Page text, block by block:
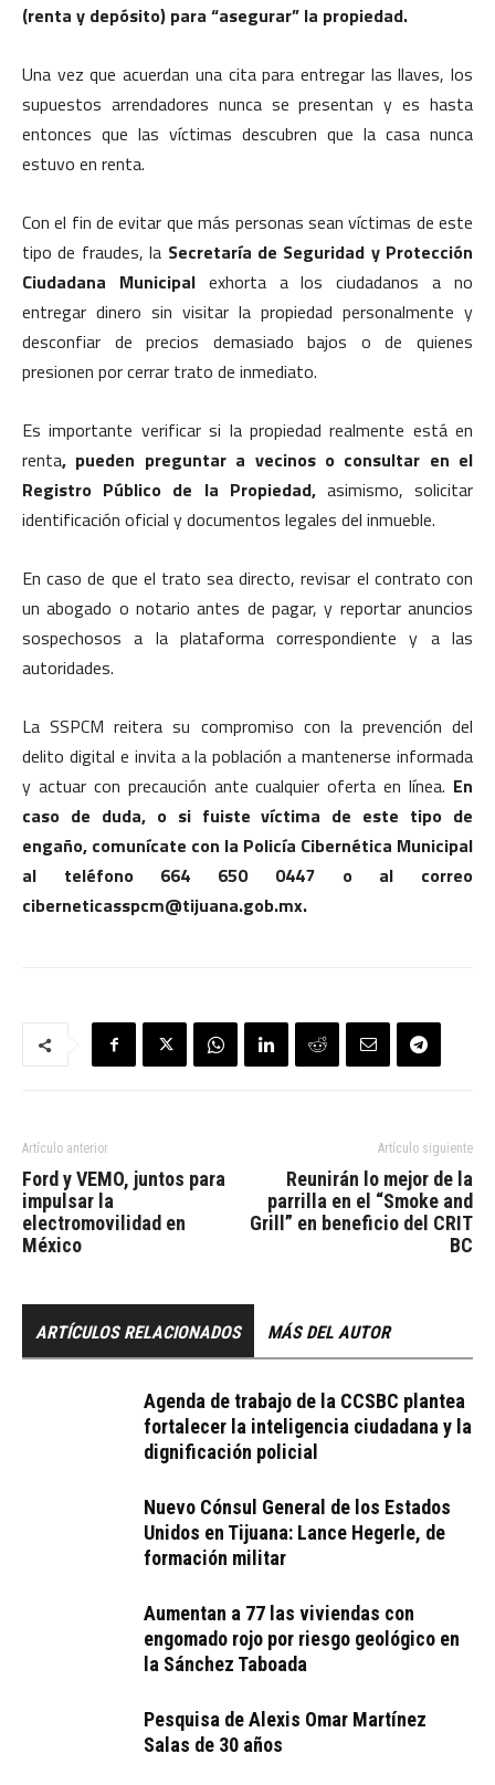
(renta y depósito) para “asegurar” la propiedad.
Una vez que acuerdan una cita para entregar las llaves, los
supuestos arrendadores nunca se presentan y es hasta
entonces que las víctimas descubren que la casa nunca
estuvo en renta.
Con el fin de evitar que más personas sean víctimas de este
tipo de fraudes, la Secretaría de Seguridad y Protección
Ciudadana Municipalexhorta a los ciudadanos a no
entregar dinero sin visitar la propiedad personalmente y
desconfiar de precios demasiado bajos o de quienes
presionen por cerrar trato de inmediato.
Es importante verificar si la propiedad realmente está en
renta, pueden preguntar a vecinos o consultar en el
Registro Público de la Propiedad,asimismo, solicitar
identificación oficial y documentos legales del inmueble.
En caso de que el trato sea directo, revisar el contrato con
un abogado o notario antes de pagar, y reportar anuncios
sospechosos a la plataforma correspondiente y a las
autoridades.
La SSPCM reitera su compromiso con la prevención del
delito digital e invita a la población a mantenerse informada
y actuar con precaución ante cualquier oferta en línea. En
caso de duda, o si fuiste víctima de este tipo de
engaño, comunícate con la Policía Cibernética Municipal
al teléfono 664 650 0447 o al correo
ciberneticasspcm@tijuana.gob.mx.
Artículo anterior
Ford y VEMO, juntos para
impulsar la
electromovilidad en
México
Artículo siguiente
Reunirán lo mejor de la
parrilla en el “Smoke and
Grill” en beneficio del CRIT
BC
ARTÍCULOS RELACIONADOS MÁS DEL AUTOR
Agenda de trabajo de la CCSBC plantea
fortalecer la inteligencia ciudadana y la
dignificación policial
Nuevo Cónsul General de los Estados
Unidos en Tijuana: Lance Hegerle, de
formación militar
Aumentan a 77 las viviendas con
engomado rojo por riesgo geológico en
la Sánchez Taboada
Pesquisa de Alexis Omar Martínez
Salas de 30 años